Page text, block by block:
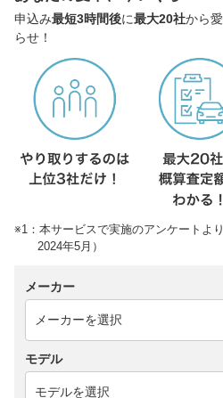
申込み最短3時間後に最大20社から
らせ！
※1：本サービスで実施のアンケートよ
2024年5月）
メーカー
モデル